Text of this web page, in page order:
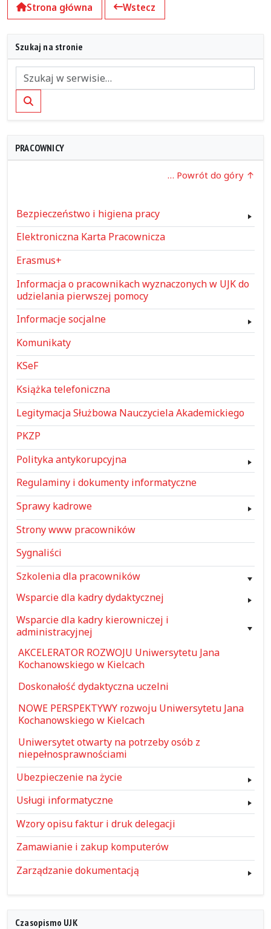
Strona główna
Wstecz
Szukaj na stronie
Szukaj
PRACOWNICY
… Powrót do góry
Bezpieczeństwo i higiena pracy
Elektroniczna Karta Pracownicza
Erasmus+
Informacja o pracownikach wyznaczonych w UJK do
udzielania pierwszej pomocy
Informacje socjalne
Komunikaty
KSeF
Książka telefoniczna
Legitymacja Służbowa Nauczyciela Akademickiego
PKZP
Polityka antykorupcyjna
Regulaminy i dokumenty informatyczne
Sprawy kadrowe
Strony www pracowników
Sygnaliści
Szkolenia dla pracowników
Wsparcie dla kadry dydaktycznej
Wsparcie dla kadry kierowniczej i
administracyjnej
AKCELERATOR ROZWOJU Uniwersytetu Jana
Kochanowskiego w Kielcach
Doskonałość dydaktyczna uczelni
NOWE PERSPEKTYWY rozwoju Uniwersytetu Jana
Kochanowskiego w Kielcach
Uniwersytet otwarty na potrzeby osób z
niepełnosprawnościami
Ubezpieczenie na życie
Usługi informatyczne
Wzory opisu faktur i druk delegacji
Zamawianie i zakup komputerów
Zarządzanie dokumentacją
Czasopismo UJK